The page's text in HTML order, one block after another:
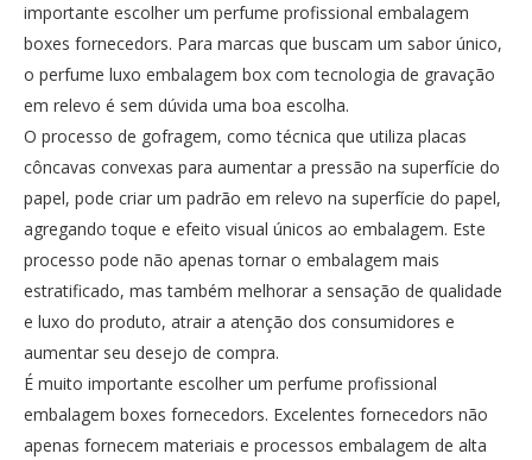
importante escolher um perfume profissional embalagem
boxes fornecedors. Para marcas que buscam um sabor único,
o perfume luxo embalagem box com tecnologia de gravação
em relevo é sem dúvida uma boa escolha.
O processo de gofragem, como técnica que utiliza placas
côncavas convexas para aumentar a pressão na superfície do
papel, pode criar um padrão em relevo na superfície do papel,
agregando toque e efeito visual únicos ao embalagem. Este
processo pode não apenas tornar o embalagem mais
estratificado, mas também melhorar a sensação de qualidade
e luxo do produto, atrair a atenção dos consumidores e
aumentar seu desejo de compra.
É muito importante escolher um perfume profissional
embalagem boxes fornecedors. Excelentes fornecedors não
apenas fornecem materiais e processos embalagem de alta